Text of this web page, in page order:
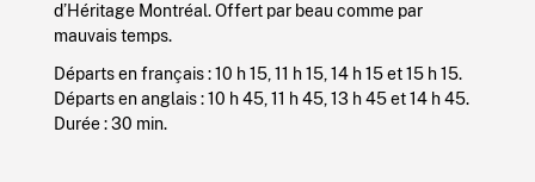
d’Héritage Montréal. Offert par beau comme par
mauvais temps.
Départs en français : 10 h 15, 11 h 15, 14 h 15 et 15 h 15.
Départs en anglais : 10 h 45, 11 h 45, 13 h 45 et 14 h 45.
Durée : 30 min.